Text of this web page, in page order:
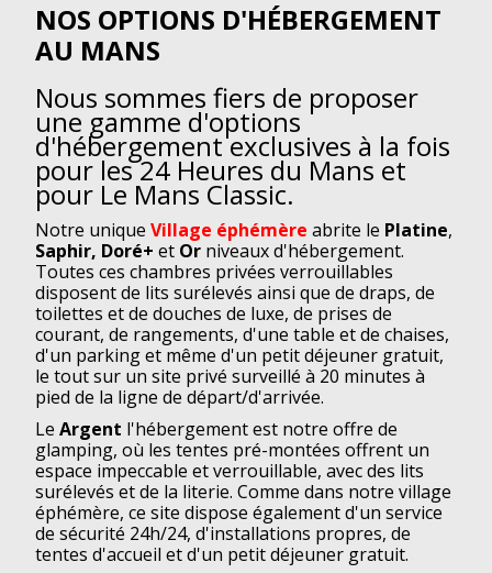
NOS OPTIONS D'HÉBERGEMENT
AU MANS
Nous sommes fiers de proposer
une gamme d'options
d'hébergement exclusives à la fois
pour les 24 Heures du Mans et
pour Le Mans Classic.
Notre unique Village éphémère abrite le Platine,
Saphir, Doré+ et Or niveaux d'hébergement.
Toutes ces chambres privées verrouillables
disposent de lits surélevés ainsi que de draps, de
toilettes et de douches de luxe, de prises de
courant, de rangements, d'une table et de chaises,
d'un parking et même d'un petit déjeuner gratuit,
le tout sur un site privé surveillé à 20 minutes à
pied de la ligne de départ/d'arrivée.
Le Argent l'hébergement est notre offre de
glamping, où les tentes pré-montées offrent un
espace impeccable et verrouillable, avec des lits
surélevés et de la literie. Comme dans notre village
éphémère, ce site dispose également d'un service
de sécurité 24h/24, d'installations propres, de
tentes d'accueil et d'un petit déjeuner gratuit.